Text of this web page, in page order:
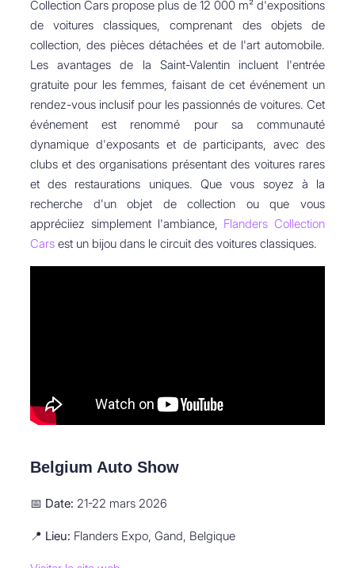
Collection Cars propose plus de 12 000 m² d'expositions
de voitures classiques, comprenant des objets de
collection, des pièces détachées et de l'art automobile.
Les avantages de la Saint-Valentin incluent l'entrée
gratuite pour les femmes, faisant de cet événement un
rendez-vous inclusif pour les passionnés de voitures. Cet
événement est renommé pour sa communauté
dynamique d'exposants et de participants, avec des
clubs et des organisations présentant des voitures rares
et des restaurations uniques. Que vous soyez à la
recherche d'un objet de collection ou que vous
appréciiez simplement l'ambiance, Flanders Collection
Cars est un bijou dans le circuit des voitures classiques.
Belgium Auto Show
📅 Date: 21-22 mars 2026
📍 Lieu: Flanders Expo, Gand, Belgique